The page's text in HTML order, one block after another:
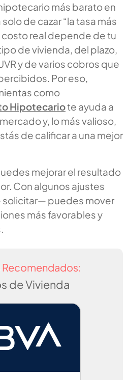
más barato en
de cazar “la tasa más
costo real depende de tu
de vivienda, del plazo,
y de varios cobros que
Por eso,
como
Hipotecariote ayuda a
y, lo más valioso,
de calificar a una mejor
mejorar el resultado
Con algunos ajustes
puedes mover
más favorables y
de Vivienda